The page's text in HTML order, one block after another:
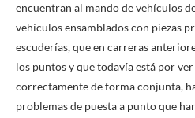
encuentran al mando de vehículos
vehículos ensamblados con piezas
escuderías, que en carreras
los puntos y que todavía está por
correctamente de forma conjunta,
problemas de puesta a punto que